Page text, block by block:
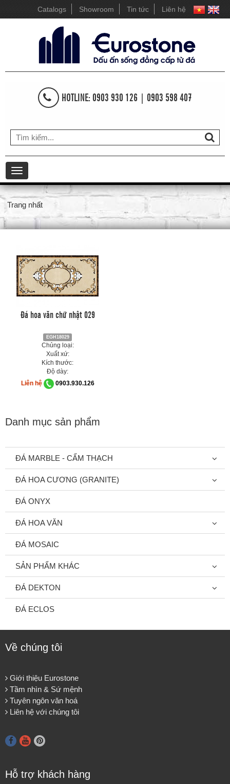
Catalogs Showroom Tin tức Liên hệ
HOTLINE: 0903 930 126 | 0903 598 407
Toggle
navigation
Trang nhất
Đá hoa văn chữ nhật 029
EGH18029
Chủng loại:
Xuất xứ:
Kích thước:
Độ dày:
Liên hệ
0903.930.126
Danh mục sản phẩm
ĐÁ MARBLE - CẨM THẠCH
ĐÁ HOA CƯƠNG (GRANITE)
ĐÁ ONYX
ĐÁ HOA VĂN
ĐÁ MOSAIC
SẢN PHẨM KHÁC
ĐÁ DEKTON
ĐÁ ECLOS
Về chúng tôi
Giới thiệu Eurostone
Tầm nhìn & Sứ mệnh
Tuyên ngôn văn hoá
Liên hệ với chúng tôi
Hỗ trợ khách hàng